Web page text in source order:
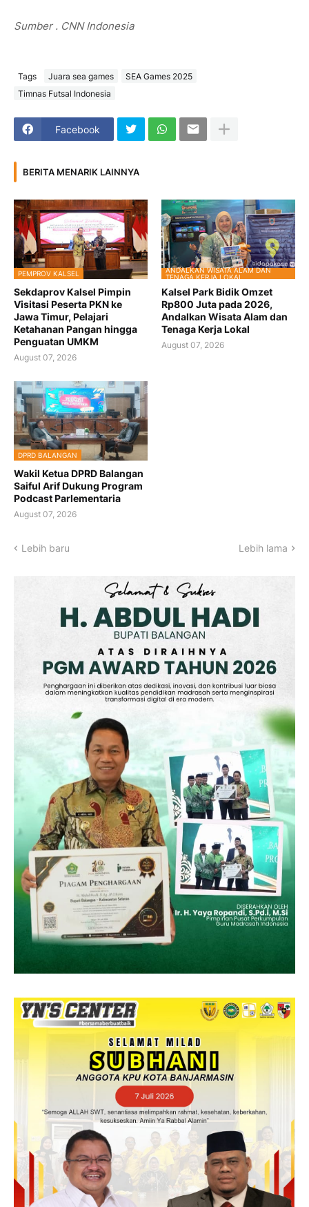
Sumber . CNN Indonesia
Tags Juara sea games
SEA Games 2025
Timnas Futsal Indonesia
Facebook
BERITA MENARIK LAINNYA
PEMPROV KALSEL
Sekdaprov Kalsel Pimpin
Visitasi Peserta PKN ke
Jawa Timur, Pelajari
Ketahanan Pangan hingga
Penguatan UMKM
August 07, 2026
ANDALKAN WISATA ALAM DAN
TENAGA KERJA LOKAL
Kalsel Park Bidik Omzet
Rp800 Juta pada 2026,
Andalkan Wisata Alam dan
Tenaga Kerja Lokal
August 07, 2026
DPRD BALANGAN
Wakil Ketua DPRD Balangan
Saiful Arif Dukung Program
Podcast Parlementaria
August 07, 2026
Lebih baru Lebih lama